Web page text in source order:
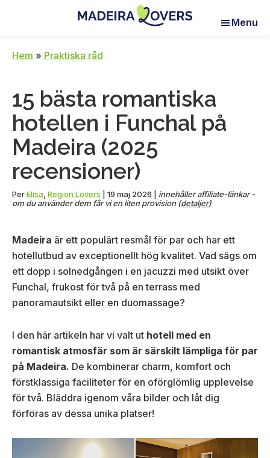
content
sidebar
Lovers
réveiller
à
Madère
Menu
Hem » Praktiska råd
15 bästa romantiska
hotellen i Funchal på
Madeira (2025
recensioner)
PerElisa Region Lovers 19 maj 2026
innehåller affiliate-länkar -
om du använder dem får vi en liten provision (detaljer)
Madeira är ett populärt resmål för par och har ett
hotellutbud av exceptionellt hög kvalitet. Vad sägs om
ett dopp i solnedgången i en jacuzzi med utsikt över
Funchal, frukost för två på en terrass med
panoramautsikt eller en duomassage?
I den här artikeln har vi valt ut hotell med en
romantisk atmosfär som är särskilt lämpliga för par
på Madeira. De kombinerar charm, komfort och
förstklassiga faciliteter för en oförglömlig upplevelse
för två. Bläddra igenom våra bilder och låt dig
förföras av dessa unika platser!